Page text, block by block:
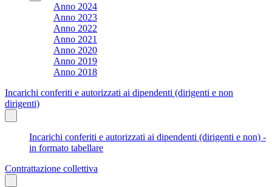
Anno 2024
Anno 2023
Anno 2022
Anno 2021
Anno 2020
Anno 2019
Anno 2018
Incarichi conferiti e autorizzati ai dipendenti (dirigenti e non
dirigenti)
Incarichi conferiti e autorizzati ai dipendenti (dirigenti e non) -
in formato tabellare
Contrattazione collettiva